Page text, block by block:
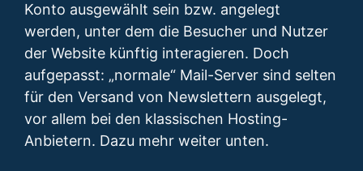
Konto ausgewählt sein bzw. angelegt
werden, unter dem die Besucher und Nutzer
der Website künftig interagieren. Doch
aufgepasst: „normale“ Mail-Server sind selten
für den Versand von Newslettern ausgelegt,
vor allem bei den klassischen Hosting-
Anbietern. Dazu mehr weiter unten.